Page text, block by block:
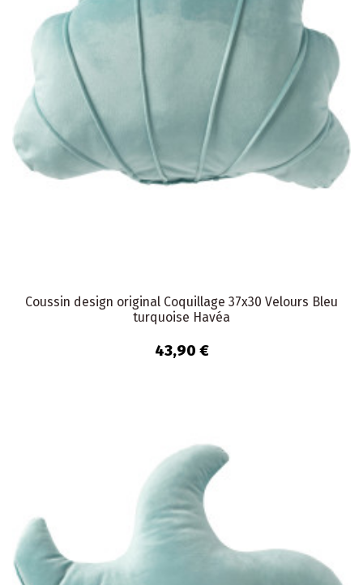
Coussin design original Coquillage 37x30 Velours Bleu
turquoise Havéa
43,90 €